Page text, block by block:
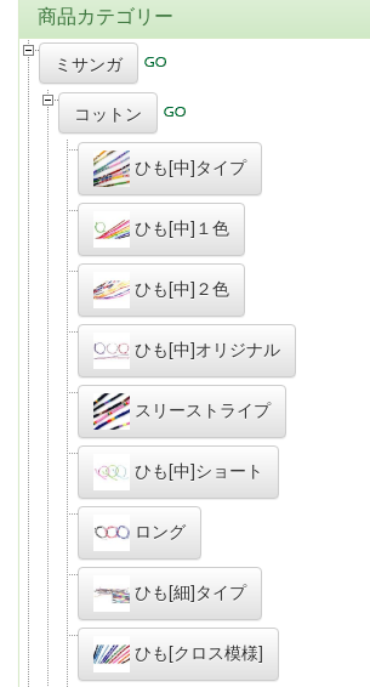
商品カテゴリー
ミサンガ
コットン
ひも[中]タイプ
ひも[中]１色
ひも[中]２色
ひも[中]オリジナル
スリーストライプ
ひも[中]ショート
ロング
ひも[細]タイプ
ひも[クロス模様]